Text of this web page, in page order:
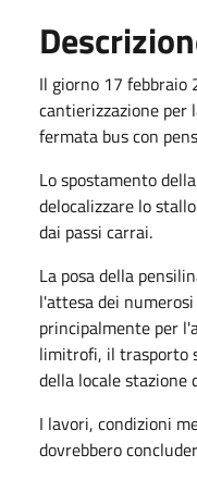
Il giorno 17 febbraio
cantierizzazione per
fermata bus con
Lo spostamento
delocalizzare lo
dai passi carrai.
La posa della
l'attesa dei
principalmente per
limitrofi, il trasporto
della locale stazione
I lavori, condizioni
dovrebbero